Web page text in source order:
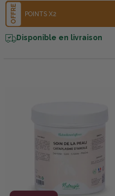
OFFRE POINTS X2
Disponible en livraison